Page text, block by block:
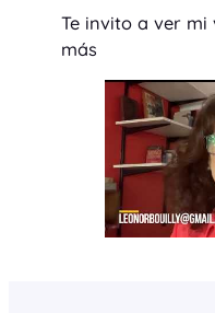
Te invito a ver mi
más